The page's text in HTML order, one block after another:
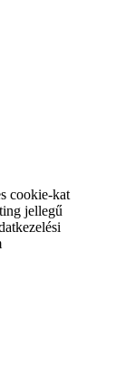
cookie-kat
jellegű